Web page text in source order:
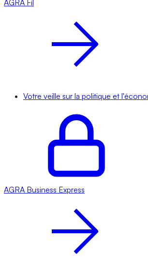
AGRA Fil
Votre veille sur la politique et
AGRA Business Express